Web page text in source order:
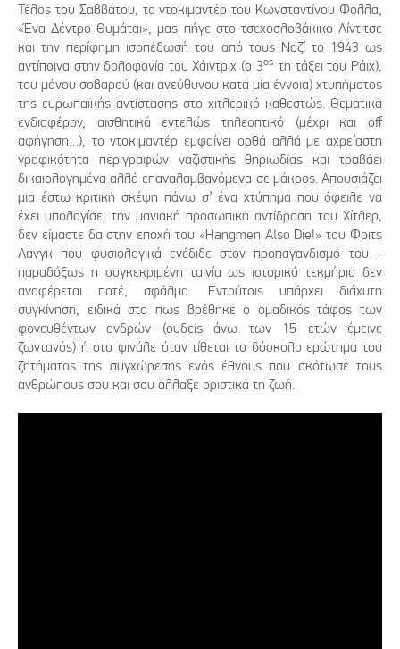
Τέλος του Σαββάτου, το ντοκιμαντέρ του Κωνσταντίνου Φόλλα,
«Ένα Δέντρο Θυμάται», μας πήγε στο τσεχοσλοβάκικο Λίντιτσε
και την περίφημη ισοπέδωσή του από τους Ναζί το 1943 ως
αντίποινα στην δολοφονία του Χάιντριχ (ο 3ος τη τάξει του Ράιχ),
του μόνου σοβαρού (και ανεύθυνου κατά μία έννοια) χτυπήματος
της ευρωπαϊκής αντίστασης στο χιτλερικό καθεστώς. Θεματικά
ενδιαφέρον, αισθητικά εντελώς τηλεοπτικό (μέχρι και off
αφήγηση…), το ντοκιμαντέρ εμφαίνει ορθά αλλά με αχρείαστη
γραφικότητα περιγραφών ναζιστικής θηριωδίας και τραβάει
δικαιολογημένα αλλά επαναλαμβανόμενα σε μάκρος. Απουσιάζει
μια έστω κριτική σκέψη πάνω σ’ ένα χτύπημα που όφειλε να
έχει υπολογίσει την μανιακή προσωπική αντίδραση του Χίτλερ,
δεν είμαστε δα στην εποχή του «Hangmen Also Die!» του Φριτς
Λανγκ που φυσιολογικά ενέδιδε στον προπαγανδισμό του -
παραδόξως η συγκεκριμένη ταινία ως ιστορικό τεκμήριο δεν
αναφέρεται ποτέ, σφάλμα. Εντούτοις υπάρχει διάχυτη
συγκίνηση, ειδικά στο πως βρέθηκε ο ομαδικός τάφος των
φονευθέντων ανδρών (ουδείς άνω των 15 ετών έμεινε
ζωντανός) ή στο φινάλε όταν τίθεται το δύσκολο ερώτημα του
ζητήματος της συγχώρεσης ενός έθνους που σκότωσε τους
ανθρώπους σου και σου άλλαξε οριστικά τη ζωή.